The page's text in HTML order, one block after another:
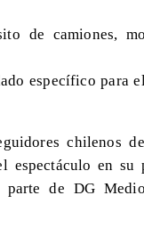
de camiones,
específico para
chilenos
espectáculo en su
parte de DG